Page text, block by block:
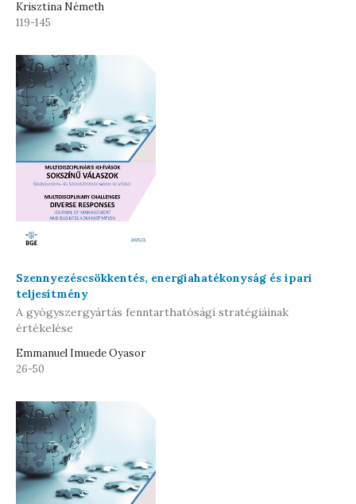
Krisztina Németh
119-145
Szennyezéscsökkentés, energiahatékonyság és ipari
teljesítmény
A gyógyszergyártás fenntarthatósági stratégiáinak
értékelése
Emmanuel Imuede Oyasor
26-50